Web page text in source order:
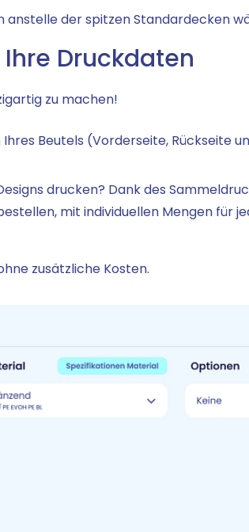
anstelle der spitzen Standardecken
Druckdaten
zu machen!
Beutels (Vorderseite, Rückseite
drucken? Dank des
mit individuellen Mengen für
zusätzliche Kosten.